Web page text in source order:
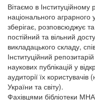
Вітаємо в Інституційному
національного аграрного
зберігає, розповсюджує
постійний та вільний
викладацького складу,
Інституційний
наукових публікацій у
аудиторії їх користувачів
України та світу).
Фахівцями бібліотеки